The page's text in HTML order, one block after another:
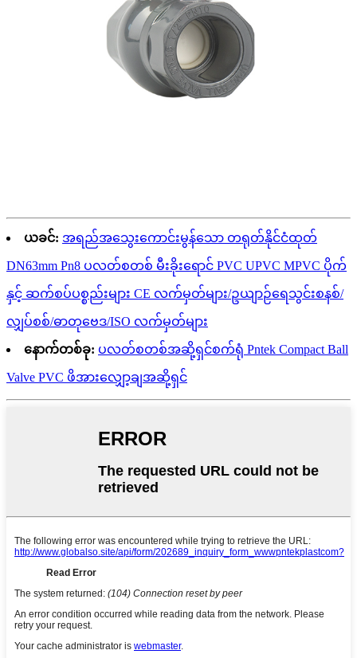
ယခင်: အရည်အသွေးကောင်းမွန်သော တရုတ်နိုင်ငံထုတ်
DN63mm Pn8 ပလတ်စတစ် မီးခိုးရောင် PVC UPVC MPVC ပိုက်
နှင့် ဆက်စပ်ပစ္စည်းများ CE လက်မှတ်များ/ဥယျာဉ်ရေသွင်းစနစ်/
လျှပ်စစ်/ဓာတုဗေဒ/ISO လက်မှတ်များ
နောက်တစ်ခု: ပလတ်စတစ်အဆို့ရှင်စက်ရုံ Pntek Compact Ball
Valve PVC ဖိအားလျှော့ချအဆို့ရှင်